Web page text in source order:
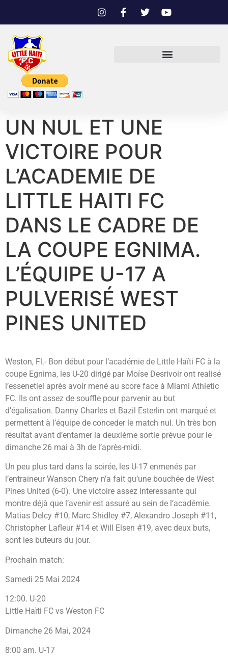
UN NUL ET UNE
VICTOIRE POUR
L’ACADEMIE DE
LITTLE HAITI FC
DANS LE CADRE DE
LA COUPE EGNIMA.
L’ÉQUIPE U-17 A
PULVERISÉ WEST
PINES UNITED
Weston, Fl.- Bon début pour l’académie de Little Haïti FC à la
coupe Egnima, les U-20 dirigé par Moïse Desrivoir ont realisé
l’essenetiel après avoir mené au score face à Miami Athletic
FC. Ils ont assez de souffle pour parvenir au but
d’égalisation. Danny Charles et Bazil Esterlin ont marqué et
permettent à l’équipe de conceder le match nul. Un très bon
résultat avant d’entamer la deuxième sortie prévue pour le
dimanche 26 mai à 3h de l’après-midi.
Un peu plus tard dans la soirée, les U-17 enmenés par
l’entraineur Wanson Chery n’a fait qu’une bouchée de West
Pines United (6-0). Une victoire assez interessante qui
montre déjà que l’avenir est assuré au sein de l’académie.
Matias Delcy #10, Marc Shidley #7, Alexandro Joseph #11,
Christopher Lafleur #14 et Will Elsen #19, avec deux buts,
sont les buteurs du jour.
Prochain match:
Samedi 25 Mai 2024
12:00. U-20
Little Haïti FC vs Weston FC
Dimanche 26 Mai, 2024
8:00 am. U-17